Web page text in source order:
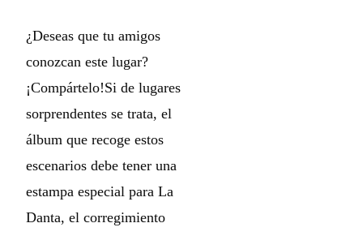
¿Deseas que tu amigos
conozcan este lugar?
¡Compártelo!Si de lugares
sorprendentes se trata, el
álbum que recoge estos
escenarios debe tener una
estampa especial para La
Danta, el corregimiento